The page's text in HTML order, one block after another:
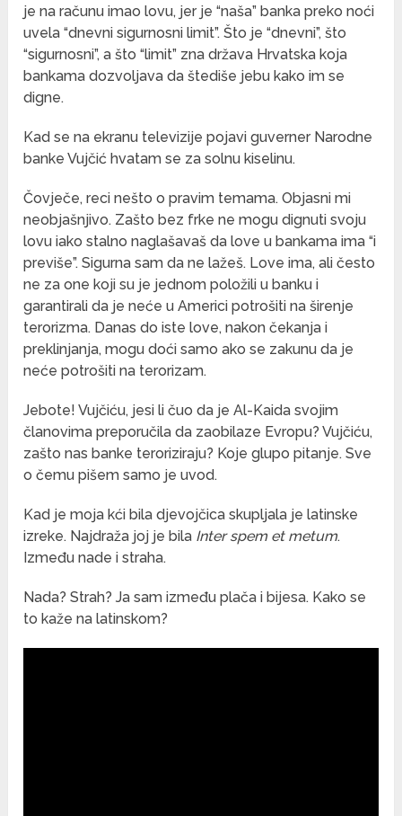
je na računu imao lovu, jer je “naša” banka preko noći
uvela “dnevni sigurnosni limit”. Što je “dnevni”, što
“sigurnosni”, a što “limit” zna država Hrvatska koja
bankama dozvoljava da štediše jebu kako im se
digne.
Kad se na ekranu televizije pojavi guverner Narodne
banke Vujčić hvatam se za solnu kiselinu.
Čovječe, reci nešto o pravim temama. Objasni mi
neobjašnjivo. Zašto bez frke ne mogu dignuti svoju
lovu iako stalno naglašavaš da love u bankama ima “i
previše”. Sigurna sam da ne lažeš. Love ima, ali često
ne za one koji su je jednom položili u banku i
garantirali da je neće u Americi potrošiti na širenje
terorizma. Danas do iste love, nakon čekanja i
preklinjanja, mogu doći samo ako se zakunu da je
neće potrošiti na terorizam.
Jebote! Vujčiću, jesi li čuo da je Al-Kaida svojim
članovima preporučila da zaobilaze Evropu? Vujčiću,
zašto nas banke teroriziraju? Koje glupo pitanje. Sve
o čemu pišem samo je uvod.
Kad je moja kći bila djevojčica skupljala je latinske
izreke. Najdraža joj je bila Inter spem et metum.
Između nade i straha.
Nada? Strah? Ja sam između plača i bijesa. Kako se
to kaže na latinskom?